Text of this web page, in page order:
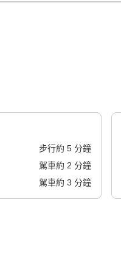
步行約 5分鐘
駕車約 2 分鐘
駕車約 3 分鐘